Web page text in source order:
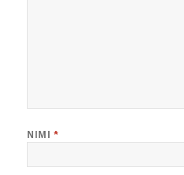
NIMI *